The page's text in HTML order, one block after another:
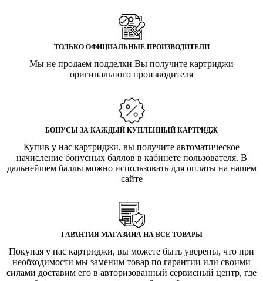
ТОЛЬКО ОФИЦИАЛЬНЫЕ ПРОИЗВОДИТЕЛИ
Мы не продаем подделки Вы получите картриджи
оригинального производителя
БОНУСЫ ЗА КАЖДЫЙ КУПЛЕННЫЙ КАРТРИДЖ
Купив у нас картриджи, вы получите автоматическое
начисление бонусных баллов в кабинете пользователя. В
дальнейшем баллы можно использовать для оплаты на нашем
сайте
ГАРАНТИЯ МАГАЗИНА НА ВСЕ ТОВАРЫ
Покупая у нас картриджи, вы можете быть уверены, что при
необходимости мы заменим товар по гарантии или своими
силами доставим его в авторизованный сервисный центр, где